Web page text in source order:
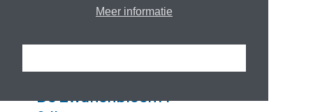
Meer informatie